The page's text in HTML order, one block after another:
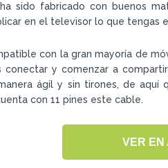
sido fabricado con buenos
en el televisor lo que tengas
con la gran mayoría de
conectar y comenzar a
ágil y sin tirones, de
con 11 pines este cable.
VER EN